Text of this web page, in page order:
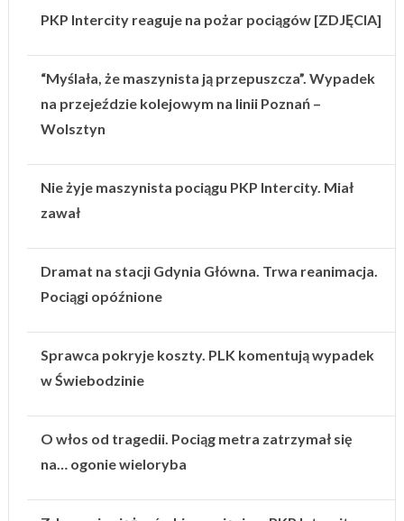
PKP Intercity reaguje na pożar pociągów [ZDJĘCIA]
“Myślała, że maszynista ją przepuszcza”. Wypadek
na przejeździe kolejowym na linii Poznań –
Wolsztyn
Nie żyje maszynista pociągu PKP Intercity. Miał
zawał
Dramat na stacji Gdynia Główna. Trwa reanimacja.
Pociągi opóźnione
Sprawca pokryje koszty. PLK komentują wypadek
w Świebodzinie
O włos od tragedii. Pociąg metra zatrzymał się
na… ogonie wieloryba